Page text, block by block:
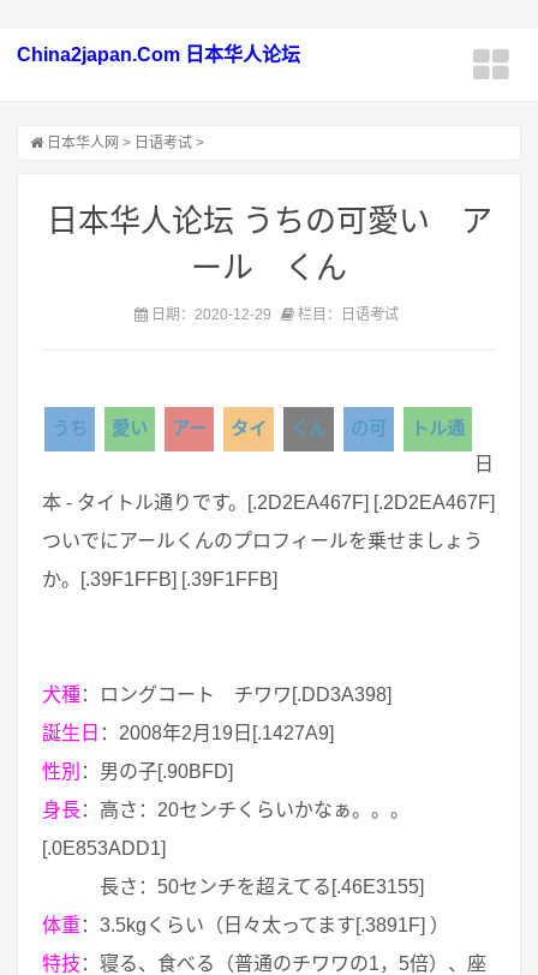
China2japan.Com 日本华人论坛
日本华人网 > 日语考试 >
日本华人论坛 うちの可愛い ア
ール くん
日期：2020-12-29 栏目：日语考试
うち 愛い アー タイ くん の可
トル通
日
本 - タイトル通りです。[.2D2EA467F] [.2D2EA467F]
ついでにアールくんのプロフィールを乗せましょう
か。[.39F1FFB] [.39F1FFB]
犬種：ロングコート チワワ[.DD3A398]
誕生日 ：2008年2月19日[.1427A9]
性別 ：男の子[.90BFD]
身長：高さ：20センチくらいかなぁ。。。
[.0E853ADD1]
長さ：50センチを超えてる[.46E3155]
体重：3.5kgくらい（日々太ってます[.3891F] ）
特技 ：寝る、食べる（普通のチワワの1，5倍）、座